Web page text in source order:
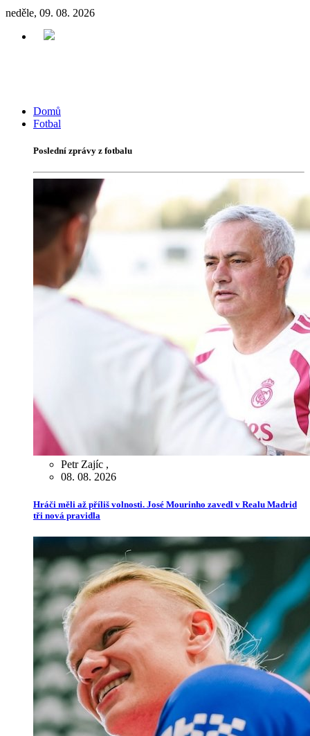
neděle, 09. 08. 2026
Domů
Fotbal
Poslední zprávy z fotbalu
Petr Zajíc ,
08. 08. 2026
Hráči měli až příliš volnosti. José Mourinho zavedl v Realu Madrid
tři nová pravidla